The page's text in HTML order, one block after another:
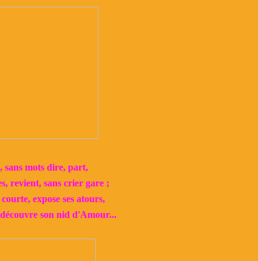
sans mots dire, part,
revient, sans crier gare ;
expose ses atours,
son nid d'Amour...